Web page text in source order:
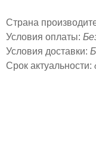
Страна
Условия оплаты:
Условия доставки:
Срок актуальности: